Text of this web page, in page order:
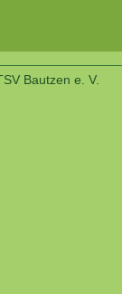
Bautzen e. V.